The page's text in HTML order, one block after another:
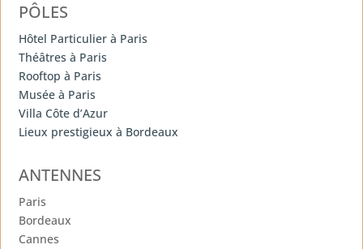
PÔLES
Hôtel Particulier à Paris
Théâtres à Paris
Rooftop à Paris
Musée à Paris
Villa Côte d’Azur
Lieux prestigieux à Bordeaux
ANTENNES
Paris
Bordeaux
Cannes